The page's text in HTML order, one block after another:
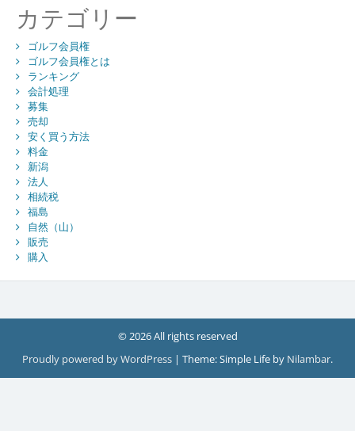
カテゴリー
ゴルフ会員権
ゴルフ会員権とは
ランキング
会計処理
募集
売却
安く買う方法
料金
新潟
法人
相続税
福島
自然（山）
販売
購入
© 2026 All rights reserved
Proudly powered by WordPress | Theme: Simple Life by Nilambar.